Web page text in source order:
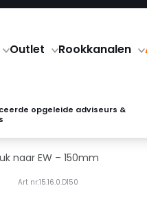
Outlet Rookkanalen
opgeleide adviseurs &
naar EW – 150mm
Art nr:15.16.0.D150